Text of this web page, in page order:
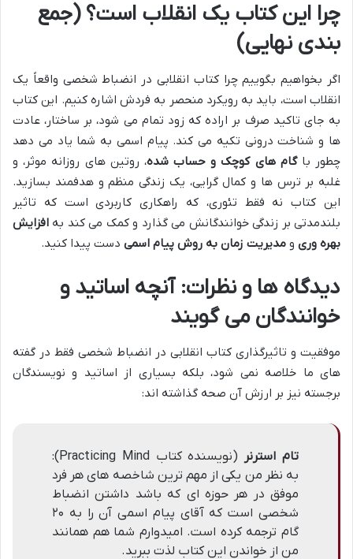
چرا این کتاب یک انقلاب است؟ (جمع
بندی نهایی)
اگر بخواهیم بگوییم چرا کتاب انقلابی در انضباط شخصی واقعاً یک
انقلاب است، باید به رویکرد منحصر به فردش اشاره کنیم. این کتاب
به جای تاکید صرف بر اراده که زود تمام می شود، بر ساختار، عادت
ها و شناخت درونی تکیه می کند. پیام اسمی به شما یاد می دهد
چطور باگام های کوچک و حساب شده، روتین های روزانه موثر، و
غلبه بر ترس ها و کمال گرایی، یک زندگی منظم و هدفمند بسازید.
این کتاب نه فقط تئوری، که راهکاری کاربردی است که تاثیر
بلندمدتی بر زندگی خوانندگانش می گذارد و کمک می کند به افزایش
بهره وری و مدیریت زمان به روش پیام اسمی دست پیدا کنید.
دیدگاه ها و نظرات: آنچه اساتید و
خوانندگان می گویند
موفقیت و تاثیرگذاری کتاب انقلابی در انضباط شخصی فقط در گفته
های ما خلاصه نمی شود، بلکه بسیاری از اساتید و نویسندگان
برجسته نیز بر ارزش آن صحه گذاشته اند:
تام استرنر
(نویسنده کتاب Practicing Mind):
به نظر من یکی از مهم ترین شاخصه های هر فرد
موفق در هر حوزه ای که باشد داشتن انضباط
شخصی است که آقای پیام اسمی آن را به ۲۰
گام ترجمه کرده است. امیدوارم شما هم همانند
من از خواندن این کتاب لذت ببرید.